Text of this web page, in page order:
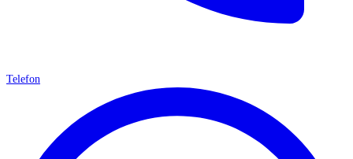
Telefon